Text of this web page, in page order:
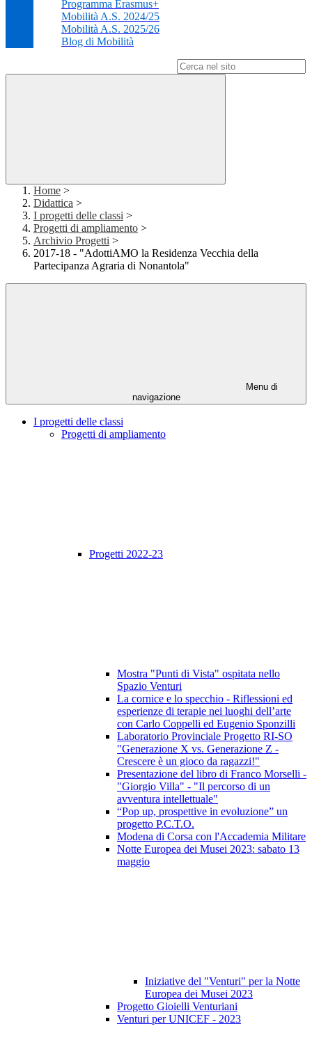
Programma Erasmus+
Mobilità A.S. 2024/25
Mobilità A.S. 2025/26
Blog di Mobilità
Home >
Didattica >
I progetti delle classi >
Progetti di ampliamento >
Archivio Progetti >
2017-18 - "AdottiAMO la Residenza Vecchia della
Partecipanza Agraria di Nonantola"
Menu di
navigazione
I progetti delle classi
Progetti di ampliamento
Progetti 2022-23
Mostra "Punti di Vista" ospitata nello
Spazio Venturi
La cornice e lo specchio - Riflessioni ed
esperienze di terapie nei luoghi dell’arte
con Carlo Coppelli ed Eugenio Sponzilli
Laboratorio Provinciale Progetto RI-SO
"Generazione X vs. Generazione Z -
Crescere è un gioco da ragazzi!"
Presentazione del libro di Franco Morselli -
"Giorgio Villa" - "Il percorso di un
avventura intellettuale"
“Pop up, prospettive in evoluzione” un
progetto P.C.T.O.
Modena di Corsa con l'Accademia Militare
Notte Europea dei Musei 2023: sabato 13
maggio
Iniziative del "Venturi" per la Notte
Europea dei Musei 2023
Progetto Gioielli Venturiani
Venturi per UNICEF - 2023